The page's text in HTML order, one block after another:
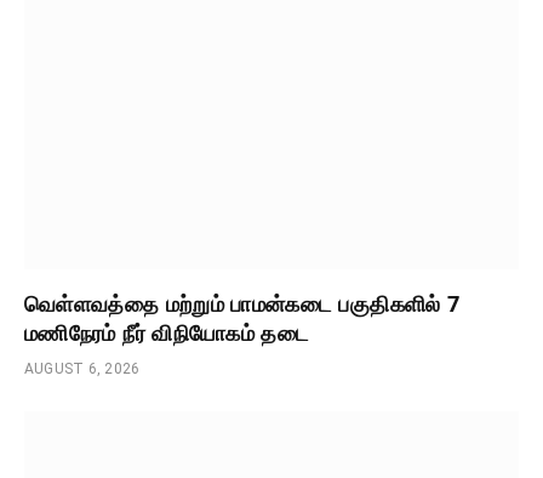
வெள்ளவத்தை மற்றும் பாமன்கடை பகுதிகளில் 7
மணிநேரம் நீர் விநியோகம் தடை
AUGUST 6, 2026